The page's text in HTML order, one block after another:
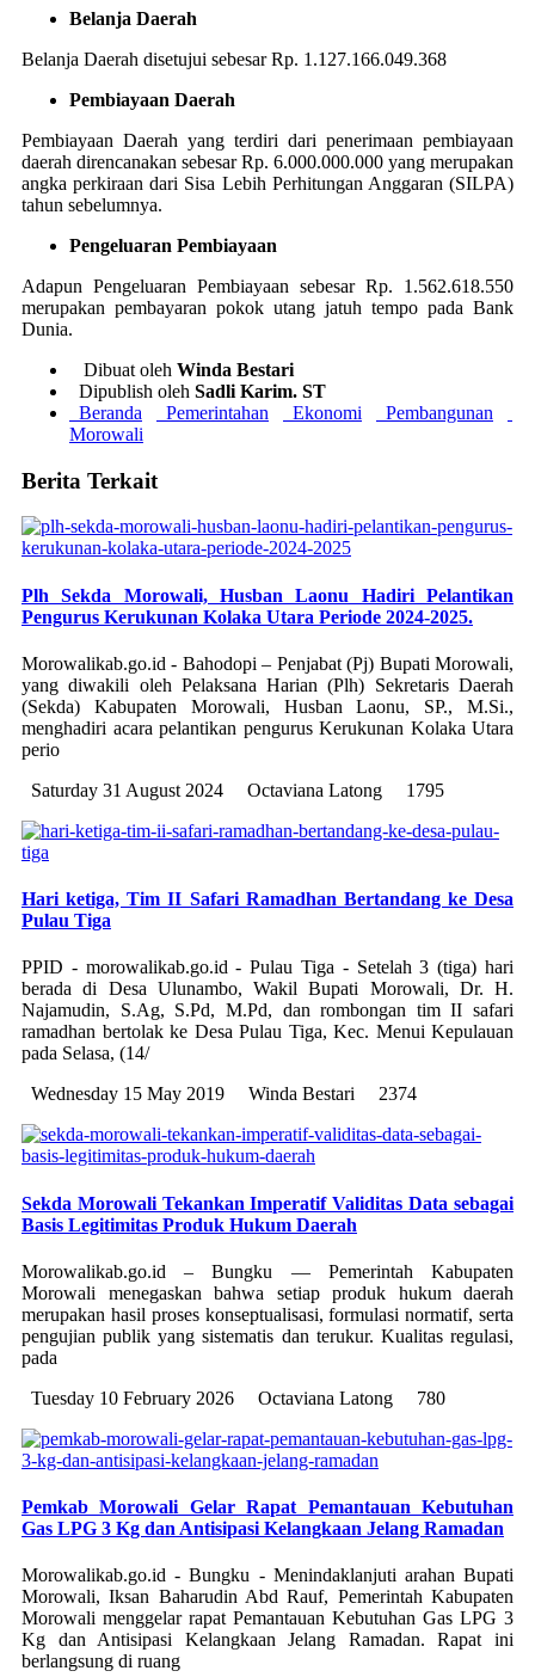
Belanja Daerah
Belanja Daerah disetujui sebesar Rp. 1.127.166.049.368
Pembiayaan Daerah
Pembiayaan Daerah yang terdiri dari penerimaan pembiayaan
daerah direncanakan sebesar Rp. 6.000.000.000 yang merupakan
angka perkiraan dari Sisa Lebih Perhitungan Anggaran (SILPA)
tahun sebelumnya.
Pengeluaran Pembiayaan
Adapun Pengeluaran Pembiayaan sebesar Rp. 1.562.618.550
merupakan pembayaran pokok utang jatuh tempo pada Bank
Dunia.
Dibuat oleh Winda Bestari
Dipublish oleh Sadli Karim. ST
Beranda
Pemerintahan Ekonomi
Pembangunan
Morowali
Berita Terkait
Plh Sekda Morowali, Husban Laonu Hadiri Pelantikan
Pengurus Kerukunan Kolaka Utara Periode 2024-2025.
Morowalikab.go.id - Bahodopi – Penjabat (Pj) Bupati Morowali,
yang diwakili oleh Pelaksana Harian (Plh) Sekretaris Daerah
(Sekda) Kabupaten Morowali, Husban Laonu, SP., M.Si.,
menghadiri acara pelantikan pengurus Kerukunan Kolaka Utara
perio
Saturday 31 August 2024
Octaviana Latong 1795
Hari ketiga, Tim II Safari Ramadhan Bertandang ke Desa
Pulau Tiga
PPID - morowalikab.go.id - Pulau Tiga - Setelah 3 (tiga) hari
berada di Desa Ulunambo, Wakil Bupati Morowali, Dr. H.
Najamudin, S.Ag, S.Pd, M.Pd, dan rombongan tim II safari
ramadhan bertolak ke Desa Pulau Tiga, Kec. Menui Kepulauan
pada Selasa, (14/
Wednesday 15 May 2019
Winda Bestari 2374
Sekda Morowali Tekankan Imperatif Validitas Data sebagai
Basis Legitimitas Produk Hukum Daerah
Morowalikab.go.id – Bungku — Pemerintah Kabupaten
Morowali menegaskan bahwa setiap produk hukum daerah
merupakan hasil proses konseptualisasi, formulasi normatif, serta
pengujian publik yang sistematis dan terukur. Kualitas regulasi,
pada
Tuesday 10 February 2026
Octaviana Latong 780
Pemkab Morowali Gelar Rapat Pemantauan Kebutuhan
Gas LPG 3 Kg dan Antisipasi Kelangkaan Jelang Ramadan
Morowalikab.go.id - Bungku - Menindaklanjuti arahan Bupati
Morowali, Iksan Baharudin Abd Rauf, Pemerintah Kabupaten
Morowali menggelar rapat Pemantauan Kebutuhan Gas LPG 3
Kg dan Antisipasi Kelangkaan Jelang Ramadan. Rapat ini
berlangsung di ruang